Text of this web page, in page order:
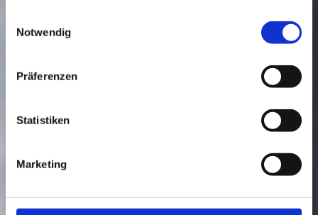
Notwendig
Präferenzen
Statistiken
Marketing